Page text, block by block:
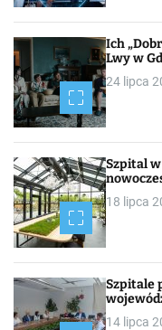
Ich
Lwy w
24 lipca
Szpital
18 lipca
Szpitale
14 lipca